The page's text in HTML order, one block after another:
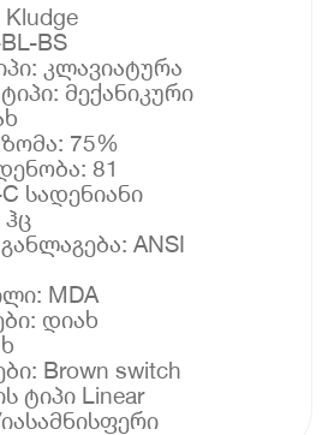
Kludge
BS
კლავიატურა
მექანიკური
75%
81
სადენიანი
ჰც
ANSI
MDA
დიახ
Brown switch
ტიპი Linear